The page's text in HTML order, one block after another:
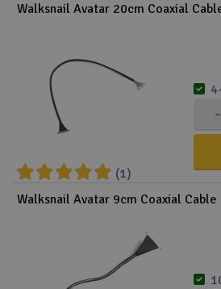
Walksnail Avatar 20cm Coaxial
(1)
-
Walksnail Avatar 9cm Coaxial Cable